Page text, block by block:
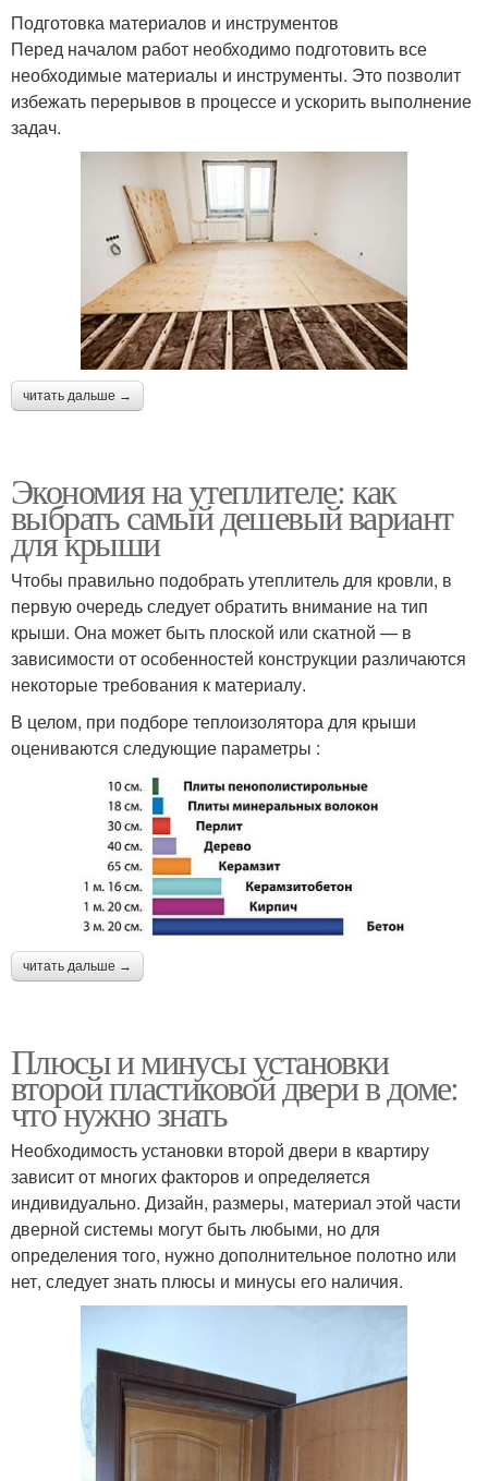
Подготовка материалов и инструментов
Перед началом работ необходимо подготовить все
необходимые материалы и инструменты. Это позволит
избежать перерывов в процессе и ускорить выполнение
задач.
читать дальше →
Экономия на утеплителе: как
выбрать самый дешевый вариант
для крыши
Чтобы правильно подобрать утеплитель для кровли, в
первую очередь следует обратить внимание на тип
крыши. Она может быть плоской или скатной — в
зависимости от особенностей конструкции различаются
некоторые требования к материалу.
В целом, при подборе теплоизолятора для крыши
оцениваются следующие параметры :
читать дальше →
Плюсы и минусы установки
второй пластиковой двери в доме:
что нужно знать
Необходимость установки второй двери в квартиру
зависит от многих факторов и определяется
индивидуально. Дизайн, размеры, материал этой части
дверной системы могут быть любыми, но для
определения того, нужно дополнительное полотно или
нет, следует знать плюсы и минусы его наличия.